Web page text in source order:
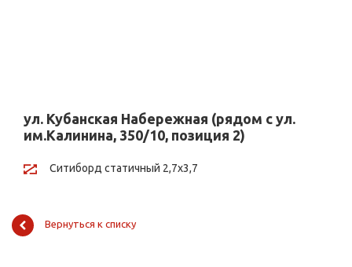
ул. Кубанская Набережная (рядом с ул.
им.Калинина, 350/10, позиция 2)
Ситиборд статичный 2,7х3,7
Вернуться к списку